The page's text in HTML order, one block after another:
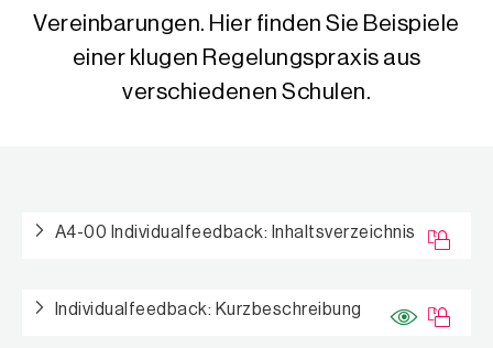
Vereinbarungen. Hier finden Sie Beispiele
einer klugen Regelungspraxis aus
verschiedenen Schulen.
A4-00 Individualfeedback: Inhaltsverzeichnis
Individualfeedback: Kurzbeschreibung